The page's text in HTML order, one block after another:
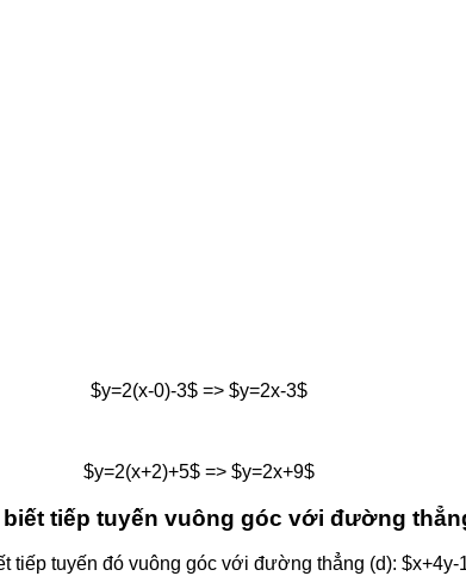
$y=2(x-0)-3$ => $y=2x-3$
$y=2(x+2)+5$ => $y=2x+9$
tiếp tuyến vuông góc với đường
tiếp tuyến đó vuông góc với đường thẳng (d): $x+4y-